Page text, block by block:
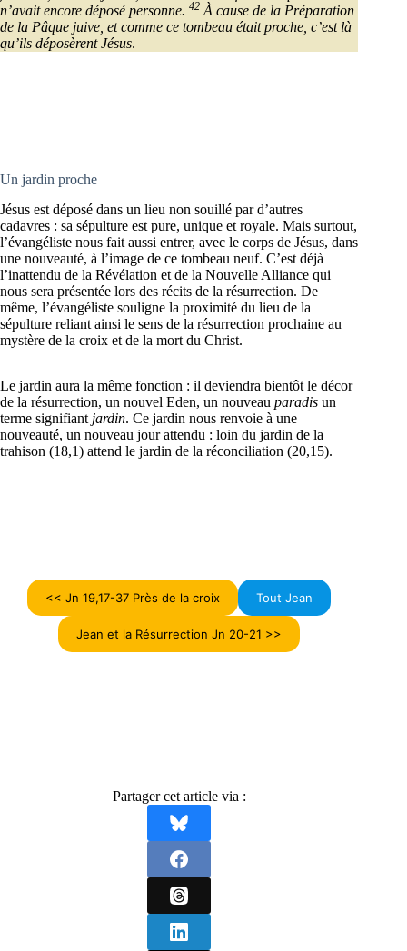
n’avait encore déposé personne. 42 À cause de la Préparation
de la Pâque juive, et comme ce tombeau était proche, c’est là
qu’ils déposèrent Jésus.
Un jardin proche
Jésus est déposé dans un lieu non souillé par d’autres
cadavres : sa sépulture est pure, unique et royale. Mais surtout,
l’évangéliste nous fait aussi entrer, avec le corps de Jésus, dans
une nouveauté, à l’image de ce tombeau neuf. C’est déjà
l’inattendu de la Révélation et de la Nouvelle Alliance qui
nous sera présentée lors des récits de la résurrection. De
même, l’évangéliste souligne la proximité du lieu de la
sépulture reliant ainsi le sens de la résurrection prochaine au
mystère de la croix et de la mort du Christ.
Le jardin aura la même fonction : il deviendra bientôt le décor
de la résurrection, un nouvel Eden, un nouveau paradis un
terme signifiant jardin. Ce jardin nous renvoie à une
nouveauté, un nouveau jour attendu : loin du jardin de la
trahison (18,1) attend le jardin de la réconciliation (20,15).
<< Jn 19,17-37 Près de la croix Tout Jean
Jean et la Résurrection Jn 20-21 >>
Partager cet article via :